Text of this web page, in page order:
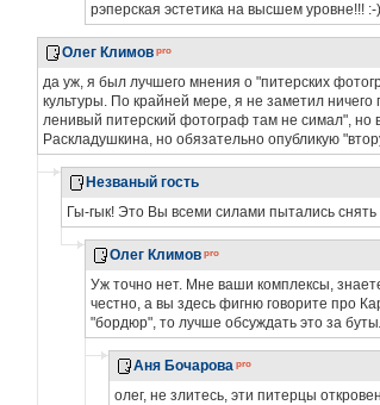
рэперская эстетика на высшем уровне!!!
Олег Климов
да уж, я был лучшего мнения о "питерских
культуры. По крайней мере, я не заметил
ленивый питерский фотограф там не симал", но
Раскладушкина, но обязательно опубликую
Незваный гость
Гы-гык! Это Вы всеми силами пытались
Олег Климов
Уж точно нет. Мне ваши комплексы,
честно, а вы здесь фигню говорите про
"бордюр", то лучше обсуждать это за
Аня Бочарова
олег, не злитесь, эти питерцы